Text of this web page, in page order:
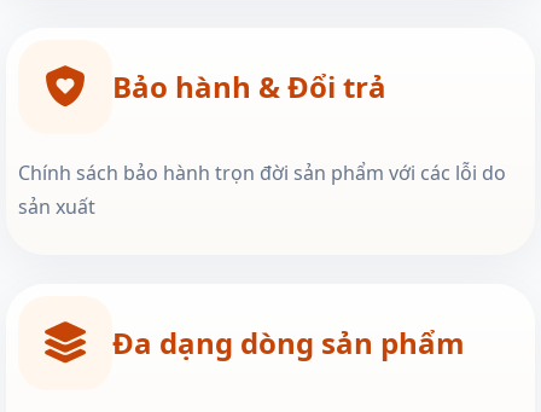
Bảo hành & Đổi trả
Chính sách bảo hành trọn đời sản phẩm với các lỗi do
sản xuất
Đa dạng dòng sản phẩm